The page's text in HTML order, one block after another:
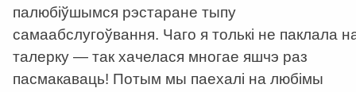
палюбіўшымся рэстаране тыпу
самаабслугоўвання. Чаго я толькі не паклала
талерку — так хачелася многае яшчэ раз
пасмакаваць! Потым мы паехалі на любімы